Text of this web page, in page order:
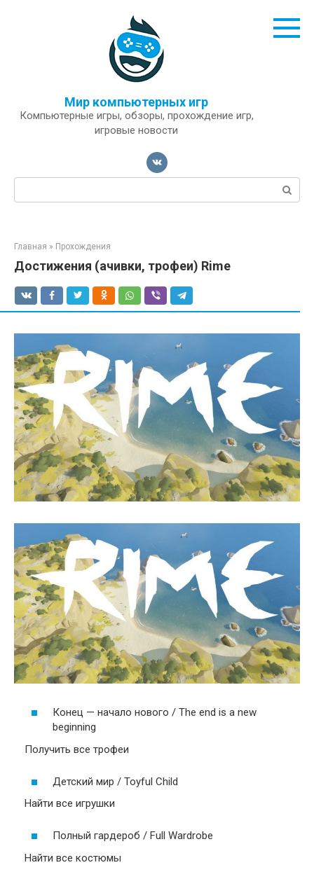
Мир компьютерных игр
Компьютерные игры, обзоры, прохождение игр,
игровые новости
Поиск:
Главная » Прохождения
Достижения (ачивки, трофеи) Rime
Конец — начало нового / The end is a new
beginning
Получить все трофеи
Детский мир / Toyful Child
Найти все игрушки
Полный гардероб / Full Wardrobe
Найти все костюмы